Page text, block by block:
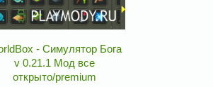
- Симулятор Бога
v 0.21.1 Мод все
открыто/premium